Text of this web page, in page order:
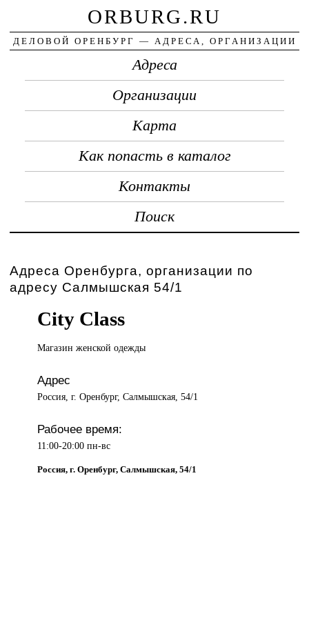
ORBURG.RU
ДЕЛОВОЙ ОРЕНБУРГ — АДРЕСА, ОРГАНИЗАЦИИ
Адреса
Организации
Карта
Как попасть в каталог
Контакты
Поиск
Адреса Оренбурга, организации по
адресу Салмышская 54/1
City Class
Магазин женскойодежды
Адрес
Россия, г. Оренбург, Салмышская, 54/1
Рабочее время:
11:00-20:00 пн-вс
Россия, г. Оренбург, Салмышская, 54/1